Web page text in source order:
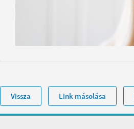
Vissza Link másolása